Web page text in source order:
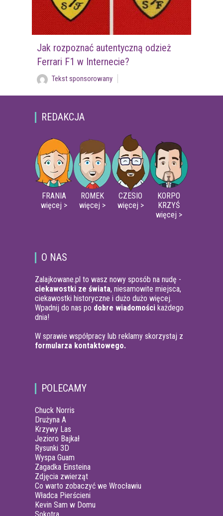
Jak rozpoznać autentyczną odzież
Ferrari F1 w Internecie?
Tekst sponsorowany
REDAKCJA
FRANIA
więcej >
ROMEK
więcej >
CZESIO
więcej >
KORPO
KRZYŚ
więcej >
O NAS
Zalajkowane.pl to wasz nowy sposób na nudę -
ciekawostki ze świata, niesamowite miejsca,
ciekawostki historyczne i dużo dużo więcej.
Wpadnij do nas po dobre wiadomości każdego
dnia!
W sprawie współpracy lub reklamy skorzystaj z
formularza kontaktowego.
POLECAMY
Chuck Norris
Drużyna A
Krzywy Las
Jezioro Bajkał
Rysunki 3D
Wyspa Guam
Zagadka Einsteina
Zdjęcia zwierząt
Co warto zobaczyć we Wrocławiu
Władca Pierścieni
Kevin Sam w Domu